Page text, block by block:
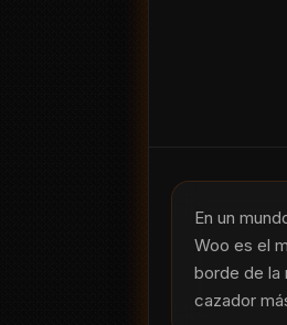
En un
Woo es el
borde de la
cazador